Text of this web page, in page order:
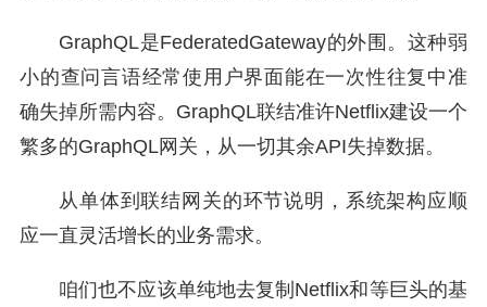
GraphQL是FederatedGateway的外围。这种弱
小的查问言语经常使用户界面能在一次性往复中准
确失掉所需内容。GraphQL联结准许Netflix建设一个
繁多的GraphQL网关，从一切其余API失掉数据。
从单体到联结网关的环节说明，系统架构应顺
应一直灵活增长的业务需求。
咱们也不应该单纯地去复制Netflix和等巨头的基